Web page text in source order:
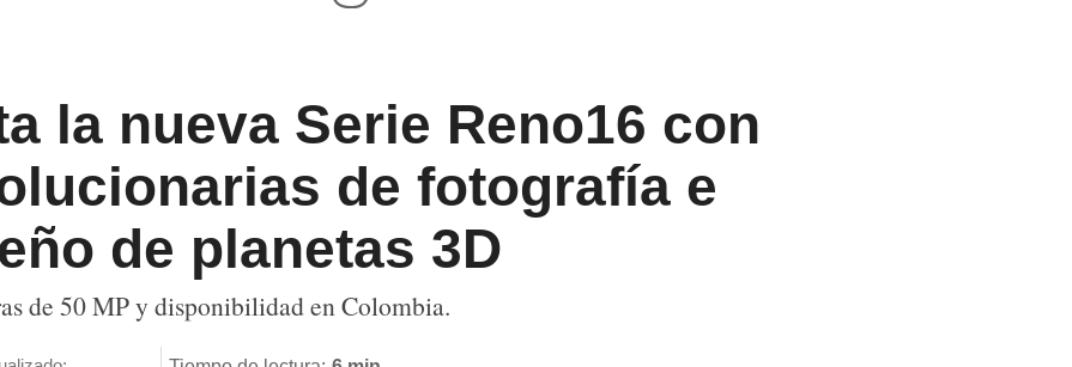
la nueva Serie Reno16 con
de fotografía e
de planetas 3D
de 50 MP y disponibilidad en Colombia.